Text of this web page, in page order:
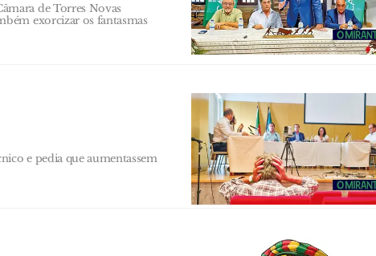
de Torres Novas
exorcizar os fantasmas
e pedia que aumentassem